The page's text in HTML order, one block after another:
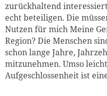
zurückhaltend
echt beteiligen. Die
Nutzen für mich Meine
Region? Die Menschen
schon lange Jahre,
mitzunehmen. Umso
Aufgeschlossenheit ist